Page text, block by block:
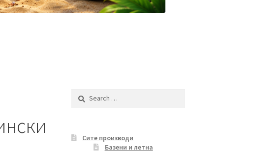
Search
Сите производи
Базени и летна